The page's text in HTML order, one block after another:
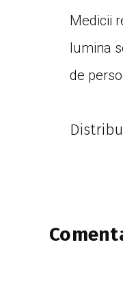
Medicii
lumina
de